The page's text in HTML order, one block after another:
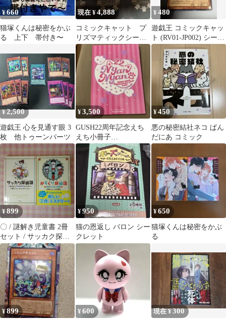
¥660
猫塚くんは秘密をかぶ
る 上下 帯付き〜
現在 ¥4,888
コミックキャット プ
リズマティックシーク
レットレア 3枚セット
¥480
遊戯王 コミックキャッ
ト (RV01-JP002) シーク
レットレア
¥2,500
遊戯王 心を見通す眼 3
枚 他トゥーンパーツ
¥3,500
GUSH22周年記念えち
えち小冊子
『NyanNyan♡』
¥450
悪の秘密結社ネコ ぱん
だにあ コミック
¥899
〇 / 謎解き児童書 2冊
セット / サッカク探偵
団 1巻 ＆ からくり探偵
団
¥950
猫の恩返し バロン シー
クレット
¥650
猫塚くんは秘密をかぶ
る
¥899 ¥600 現在 ¥300